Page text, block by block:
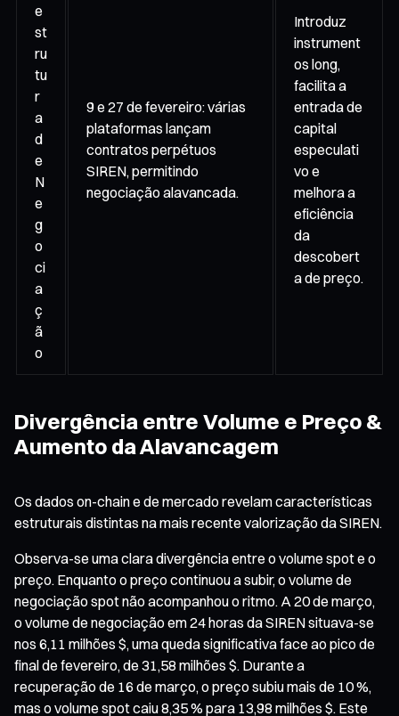
e
st
ru
tu
r
a
d
e
N
e
g
o
ci
a
ç
ã
o
9 e 27 de fevereiro: várias
plataformas lançam
contratos perpétuos
SIREN, permitindo
negociação alavancada.
Introduz
instrument
os long,
facilita a
entrada de
capital
especulati
vo e
melhora a
eficiência
da
descobert
a de preço.
Divergência entre Volume e Preço &
Aumento da Alavancagem
Os dados on-chain e de mercado revelam características
estruturais distintas na mais recente valorização da SIREN.
Observa-se uma clara divergência entre o volume spot e o
preço. Enquanto o preço continuou a subir, o volume de
negociação spot não acompanhou o ritmo. A 20 de março,
o volume de negociação em 24 horas da SIREN situava-se
nos 6,11 milhões $, uma queda significativa face ao pico de
final de fevereiro, de 31,58 milhões $. Durante a
recuperação de 16 de março, o preço subiu mais de 10 %,
mas o volume spot caiu 8,35 % para 13,98 milhões $. Este